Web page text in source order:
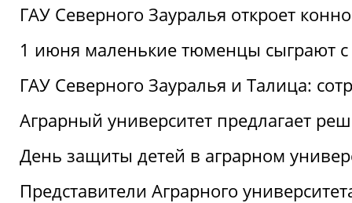
ГАУ Северного Зауралья откроет
1 июня маленькие тюменцы сыграют с
ГАУ Северного Зауралья и Талица:
Аграрный университет предлагает
День защиты детей в аграрном
Представители Аграрного